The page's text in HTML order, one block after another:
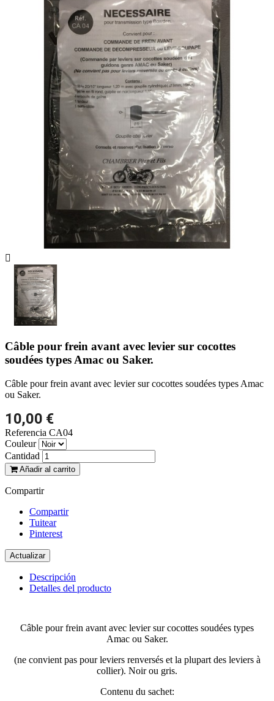

Câble pour frein avant avec levier sur cocottes
soudées types Amac ou Saker.
Câble pour frein avant avec levier sur cocottes soudées types Amac
ou Saker.
10,00 €
Referencia CA04
Couleur
Cantidad
Añadir al carrito
Compartir
Compartir
Tuitear
Pinterest
Descripción
Detalles del producto
Câble pour frein avant avec levier sur cocottes soudées types
Amac ou Saker.
(ne convient pas pour leviers renversés et la plupart des leviers à
collier). Noir ou gris.
Contenu du sachet: